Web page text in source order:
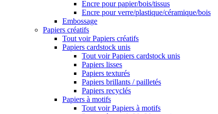
Encre pour papier/bois/tissus
Encre pour verre/plastique/céramique/bois
Embossage
Papiers créatifs
Tout voir Papiers créatifs
Papiers cardstock unis
Tout voir Papiers cardstock unis
Papiers lisses
Papiers texturés
Papiers brillants / pailletés
Papiers recyclés
Papiers à motifs
Tout voir Papiers à motifs